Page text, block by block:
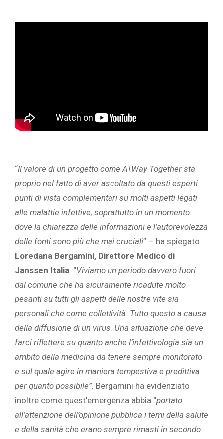
“Il valore di un progetto come A\Way Together sta
proprio nel fatto di aver ascoltato da questi esperti
punti di vista complementari su molti aspetti legati
alle malattie infettive, soprattutto in un momento
dove la chiarezza delle informazioni e l’autorevolezza
delle fonti sono più che mai cruciali” – ha spiegato
Loredana Bergamini, Direttore Medico di
Janssen Italia. “Viviamo un periodo davvero fuori
dal comune che ha sicuramente ricadute molto
pesanti su tutti gli aspetti delle nostre vite sia
personali che come collettività. Tutto questo a causa
della diffusione di un virus. Una situazione che deve
farci riflettere su quanto anche l’infettivologia sia un
ambito della medicina da tenere sempre monitorato
e sul quale agire in maniera tempestiva e predittiva
per quanto possibile”. Bergamini ha evidenziato
inoltre come quest’emergenza abbia “portato
all’attenzione dell’opinione pubblica i temi della salute
e della sanità che erano sempre rimasti in secondo